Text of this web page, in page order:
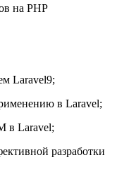
на PHP
Laravel9;
в Laravel;
в Laravel;
разработки